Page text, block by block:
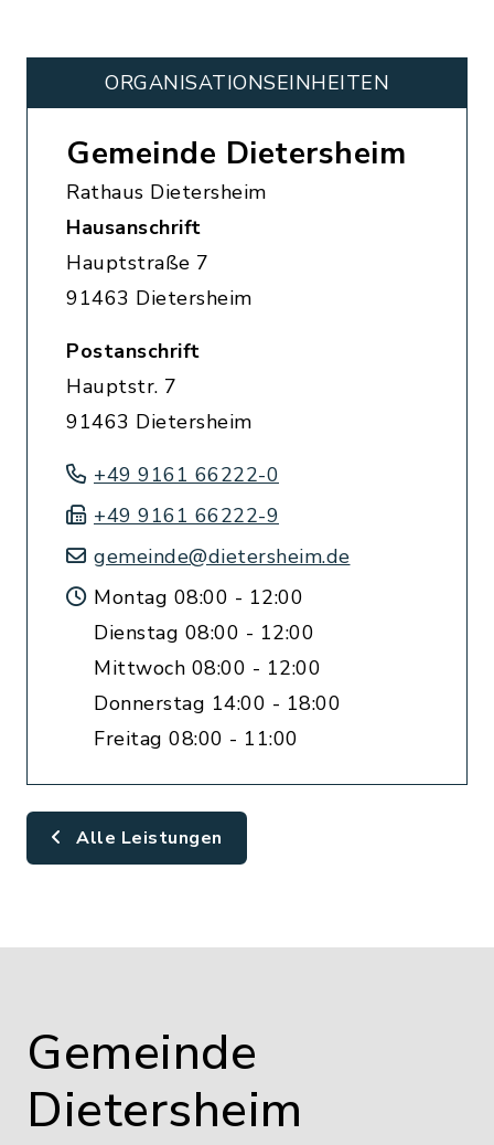
ORGANISATIONS­EINHEITEN
Gemeinde Dietersheim
Rathaus Dietersheim
Hausanschrift
Hauptstraße 7
91463 Dietersheim
Postanschrift
Hauptstr. 7
91463 Dietersheim
+49 9161 66222-0
+49 9161 66222-9
gemeinde@dietersheim.de
Montag 08:00 - 12:00
Dienstag 08:00 - 12:00
Mittwoch 08:00 - 12:00
Donnerstag 14:00 - 18:00
Freitag 08:00 - 11:00
Alle Leistungen
Gemeinde
Dietersheim